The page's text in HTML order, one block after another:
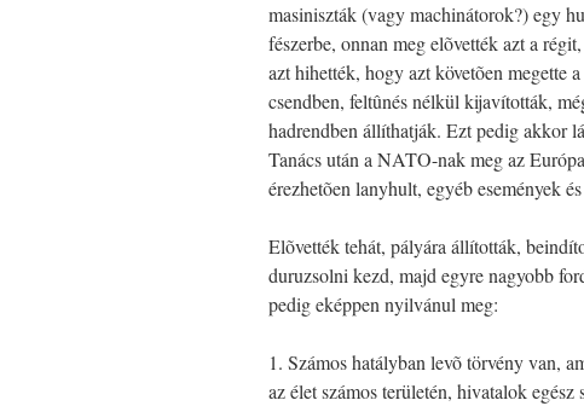
masiniszták (vagy machinátorok?) egy
fészerbe, onnan meg elõvették azt a
azt hihették, hogy azt követõen megette
csendben, feltûnés nélkül kijavították,
hadrendben állíthatják. Ezt pedig akkor
Tanács után a NATO-nak meg az
érezhetõen lanyhult, egyéb események
Elõvették tehát, pályára állították,
duruzsolni kezd, majd egyre nagyobb
pedig eképpen nyilvánul meg:
1. Számos hatályban levõ törvény van,
az élet számos területén, hivatalok